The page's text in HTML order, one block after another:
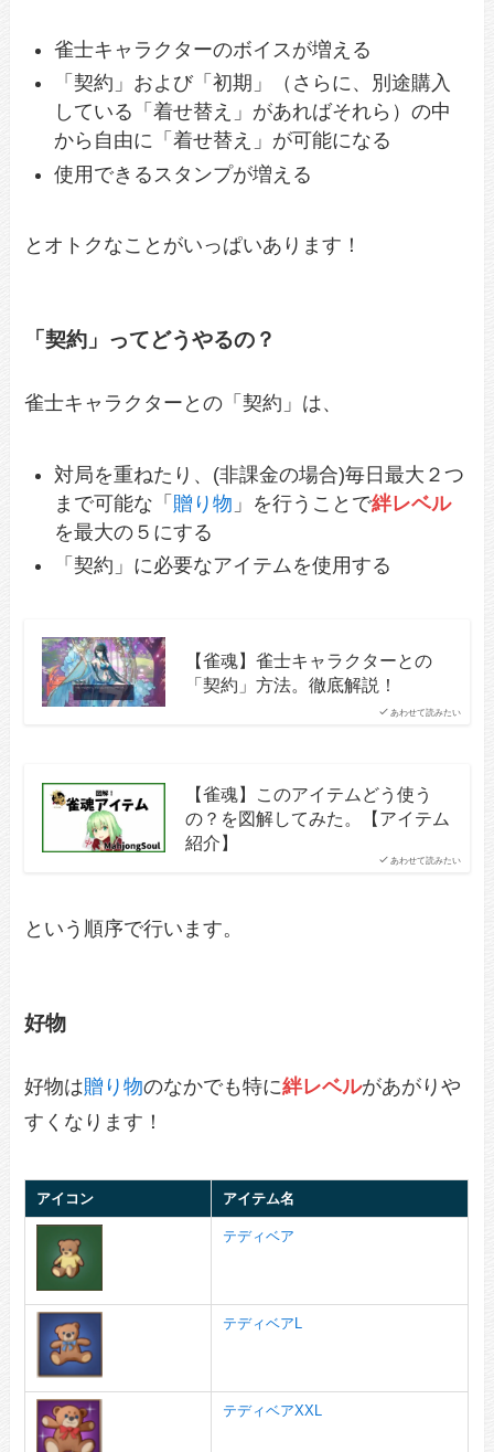
雀士キャラクターのボイスが増える
「契約」および「初期」（さらに、別途購入
している「着せ替え」があればそれら）の中
から自由に「着せ替え」が可能になる
使用できるスタンプが増える
とオトクなことがいっぱいあります！
「契約」ってどうやるの？
雀士キャラクターとの「契約」は、
対局を重ねたり、(非課金の場合)毎日最大２つ
まで可能な「 贈り物 」を行うことで絆レベル
を最大の５にする
「契約」に必要なアイテムを使用する
あわせて読みたい
【雀魂】雀士キャラクターとの
「契約」方法。徹底解説！
あわせて読みたい
【雀魂】このアイテムどう使う
の？を図解してみた。【アイテム
紹介】
という順序で行います。
好物
好物は贈り物のなかでも特に絆レベルがあがりや
すくなります！
アイコン アイテム名
テディベア
テディベアL
テディベアXXL